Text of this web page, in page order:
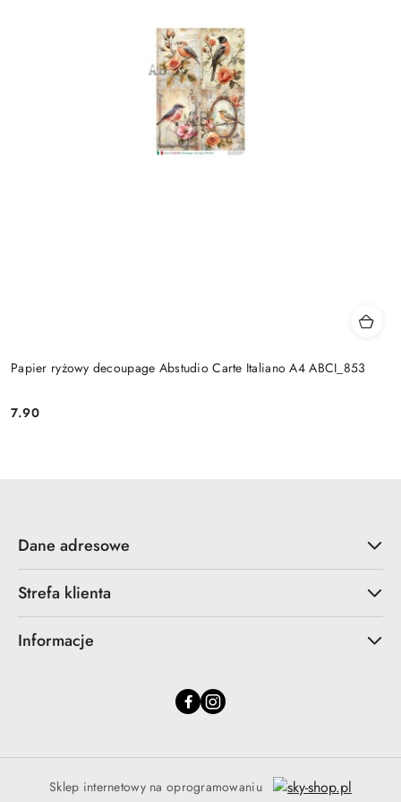
Papier ryżowy decoupage Abstudio Carte Italiano A4 ABCI_853
Cena:
7.90
Dane adresowe
Strefa klienta
Informacje
Sklep internetowy na oprogramowaniu